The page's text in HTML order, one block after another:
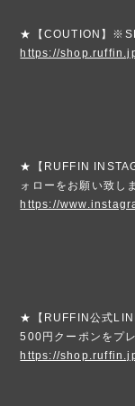
★【COUTION】
https://
★【RUFFIN
ォローをお願い致し
https://
★【RUFFIN公式
500円クーポンをプ
https://